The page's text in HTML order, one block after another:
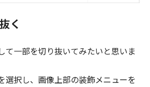
く
て一部を切り抜いてみたいと思いま
選択し、画像上部の装飾メニューを